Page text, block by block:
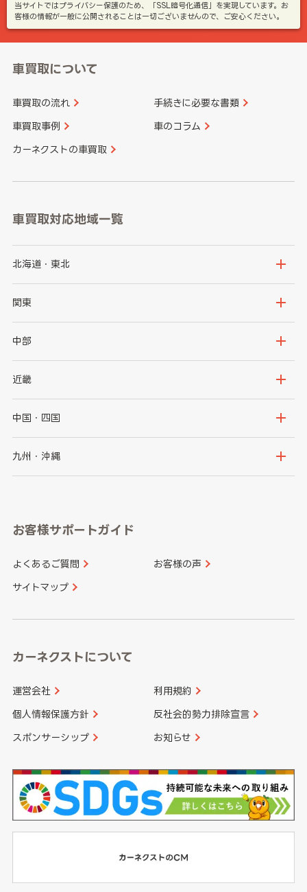
当サイトではプライバシー保護のため、「SSL暗号化通信」を実現しています。お
客様の情報が一般に公開されることは一切ございませんので、ご安心ください。
車買取について
車買取の流れ 手続きに必要な書類
車買取事例 車のコラム
カーネクストの車買取
車買取対応地域一覧
北海道・東北
北海道
岩手県
秋田県
関東
茨城県
群馬県
千葉県
中部
新潟県
石川県
山梨県
愛知県
近畿
大阪府
京都府
和歌山県
中国・四国
鳥取県
山口県
香川県 愛媛県
九州・沖縄
長崎県
大分県 宮崎県
お客様サポートガイド
よくあるご質問 お客様の声
サイトマップ
カーネクストについて
運営会社 利用規約
個人情報保護方針 反社会的勢力排除宣言
スポンサーシップ お知らせ